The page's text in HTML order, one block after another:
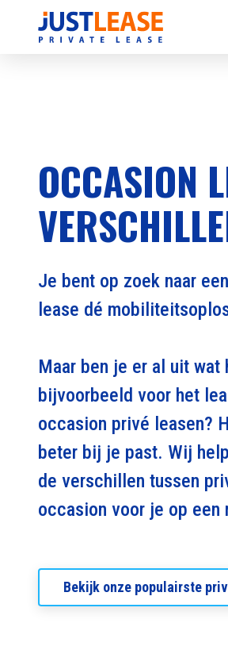
OCCASION
Je bent op zoek naar
lease dé
Maar ben je er al uit
bijvoorbeeld voor het
occasion privé leasen?
beter bij je past. Wij
de verschillen tussen
occasion voor je op een
Bekijk onze populairste